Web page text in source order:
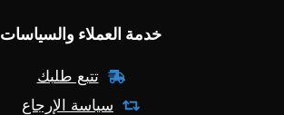
خدمة العملاء والسياسات
تتبع طلبك
سياسة الإرجاع